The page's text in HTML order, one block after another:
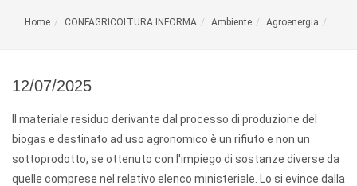
Home CONFAGRICOLTURA INFORMA Ambiente Agroenergia
12/07/2025
Il materiale residuo derivante dal processo di produzione del
biogas e destinato ad uso agronomico è un rifiuto e non un
sottoprodotto, se ottenuto con l'impiego di sostanze diverse da
quelle comprese nel relativo elenco ministeriale. Lo si evince dalla